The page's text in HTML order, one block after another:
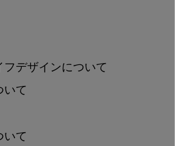
フデザインについて
いて
いて